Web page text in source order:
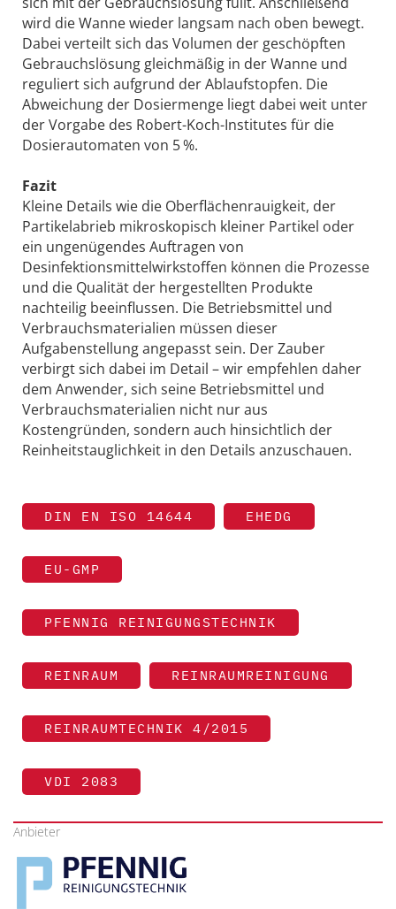
wird die Wanne wieder langsam nach oben bewegt.
Dabei verteilt sich das Volumen der geschöpften
Gebrauchslösung gleichmäßig in der Wanne und
reguliert sich aufgrund der Ablaufstopfen. Die
Abweichung der Dosiermenge liegt dabei weit unter
der Vorgabe des Robert-Koch-Institutes für die
Dosierautomaten von 5 %.
Fazit
Kleine Details wie die Oberflächenrauigkeit, der
Partikelabrieb mikroskopisch kleiner Partikel oder
ein ungenügendes Auftragen von
Desinfektionsmittelwirkstoffen können die Prozesse
und die Qualität der hergestellten Produkte
nachteilig beeinflussen. Die Betriebsmittel und
Verbrauchsmaterialien müssen dieser
Aufgabenstellung angepasst sein. Der Zauber
verbirgt sich dabei im Detail – wir empfehlen daher
dem Anwender, sich seine Betriebsmittel und
Verbrauchsmaterialien nicht nur aus
Kostengründen, sondern auch hinsichtlich der
Reinheitstauglichkeit in den Details anzuschauen.
DIN EN ISO 14644 EHEDG
EU-GMP
PFENNIG REINIGUNGSTECHNIK
REINRAUM REINRAUMREINIGUNG
REINRAUMTECHNIK 4/2015
VDI 2083
Anbieter